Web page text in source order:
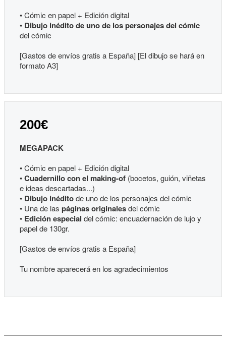
• Cómic en papel + Edición digital
• Dibujo inédito de uno de los personajes del cómic
del cómic
[Gastos de envíos gratis a España] [El dibujo se hará en
formato A3]
200€
MEGAPACK
• Cómic en papel + Edición digital
•Cuadernillo con el making-of (bocetos, guión, viñetas
e ideas descartadas...)
• Dibujo inéditode uno de los personajes del cómic
• Una de las páginas originalesdel cómic
• Edición especial del cómic: encuadernación de lujo y
papel de 130gr.
[Gastos de envíos gratis a España]
Tu nombre aparecerá en los agradecimientos